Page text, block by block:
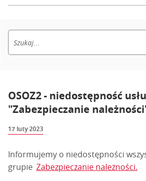
OSOZ2 - niedostępność
"Zabezpieczanie
17 luty 2023
Informujemy o niedostępności
grupie Zabezpieczanie należności.